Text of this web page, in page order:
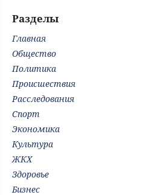
Разделы
Главная
Общество
Политика
Происшествия
Расследования
Спорт
Экономика
Культура
ЖКХ
Здоровье
Бизнес